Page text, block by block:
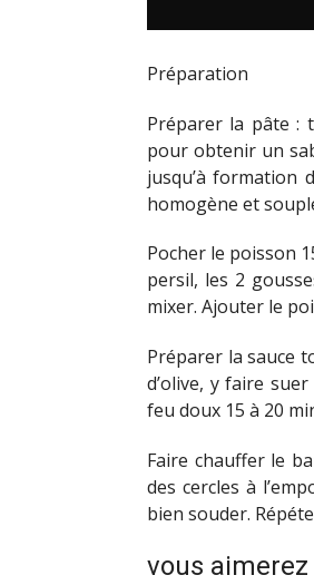
Préparation
Préparer la pâte :
pour obtenir un
jusqu’à formation
homogène et
Pocher le poisson
persil, les 2
mixer. Ajouter le
Préparer la sauce
d’olive, y faire
feu doux 15 à 20
Faire chauffer le
des cercles à
bien souder.
vous aimerez